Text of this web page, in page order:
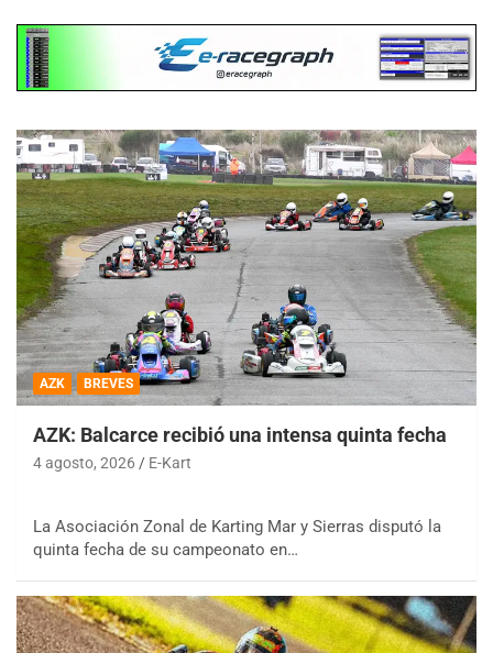
AZK BREVES
AZK: Balcarce recibió una intensa quinta fecha
4 agosto, 2026 E-Kart
La Asociación Zonal de Karting Mar y Sierras disputó la
quinta fecha de su campeonato en…